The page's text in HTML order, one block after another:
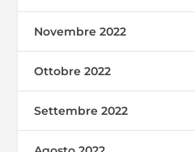
Novembre 2022
Ottobre 2022
Settembre 2022